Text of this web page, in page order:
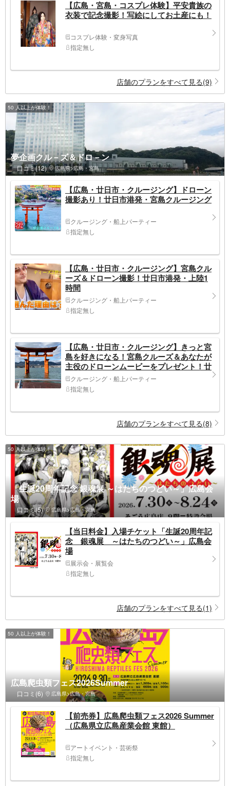
【広島・宮島・コスプレ体験】平安貴族の
衣装で記念撮影！写絵にしてお土産にも！
コスプレ体験・変身写真
指定無し
店舗のプランをすべて見る(9)
50 人以上が体験！
夢企画クル－ズ＆ドロ－ン
口コミ(12) 広島県>広島・宮島
【広島・廿日市・クルージング】ドローン
撮影あり！廿日市港発・宮島クルージング
クルージング・船上パーティー
指定無し
【広島・廿日市・クルージング】宮島クル
ーズ＆ドローン撮影！廿日市港発・上陸1
時間
クルージング・船上パーティー
指定無し
【広島・廿日市・クルージング】きっと宮
島を好きになる！宮島クルーズ＆あなたが
主役のドローンムービーをプレゼント！廿
日市港発・上陸3時間
クルージング・船上パーティー
指定無し
店舗のプランをすべて見る(8)
50 人以上が体験！
「生誕20周年記念 銀魂展 ～はたちのつどい～」広島会
場
口コミ(5) 広島県>広島・宮島
【当日料金】入場チケット「生誕20周年記
念 銀魂展 ～はたちのつどい～」広島会
場
展示会・展覧会
指定無し
店舗のプランをすべて見る(1)
50 人以上が体験！
広島爬虫類フェス2026Summer
口コミ(6) 広島県>広島・宮島
【前売券】広島爬虫類フェス2026 Summer
（広島県立広島産業会館 東館）
アートイベント・芸術祭
指定無し